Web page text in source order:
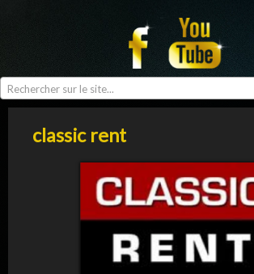
Rechercher sur le site...
classic rent